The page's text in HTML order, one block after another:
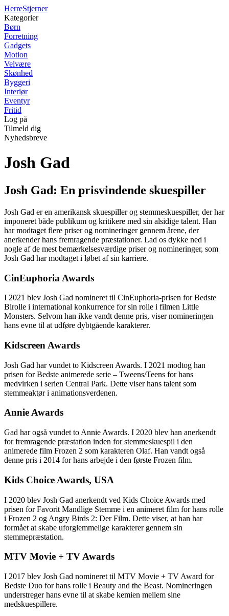
HerreStjerner
Kategorier
Børn
Forretning
Gadgets
Motion
Velvære
Skønhed
Byggeri
Interiør
Eventyr
Fritid
Log på
Tilmeld dig
Nyhedsbreve
Josh Gad
Josh Gad: En prisvindende skuespiller
Josh Gad er en amerikansk skuespiller og stemmeskuespiller, der har
imponeret både publikum og kritikere med sin alsidige talent. Han
har modtaget flere priser og nomineringer gennem årene, der
anerkender hans fremragende præstationer. Lad os dykke ned i
nogle af de mest bemærkelsesværdige priser og nomineringer, som
Josh Gad har modtaget i løbet af sin karriere.
CinEuphoria Awards
I 2021 blev Josh Gad nomineret til CinEuphoria-prisen for Bedste
Birolle i international konkurrence for sin rolle i filmen Little
Monsters. Selvom han ikke vandt denne pris, viser nomineringen
hans evne til at udføre dybtgående karakterer.
Kidscreen Awards
Josh Gad har vundet to Kidscreen Awards. I 2021 modtog han
prisen for Bedste animerede serie – Tweens/Teens for hans
medvirken i serien Central Park. Dette viser hans talent som
stemmeaktør i animationsverdenen.
Annie Awards
Gad har også vundet to Annie Awards. I 2020 blev han anerkendt
for fremragende præstation inden for stemmeskuespil i den
animerede film Frozen 2 som karakteren Olaf. Han vandt også
denne pris i 2014 for hans arbejde i den første Frozen film.
Kids Choice Awards, USA
I 2020 blev Josh Gad anerkendt ved Kids Choice Awards med
prisen for Favorit Mandlige Stemme i en animeret film for hans rolle
i Frozen 2 og Angry Birds 2: Der Film. Dette viser, at han har
formået at skabe uforglemmelige karakterer gennem sin
stemmepræstation.
MTV Movie + TV Awards
I 2017 blev Josh Gad nomineret til MTV Movie + TV Award for
Bedste Duo for hans rolle i Beauty and the Beast. Nomineringen
understreger hans evne til at skabe kemien mellem sine
medskuespillere.